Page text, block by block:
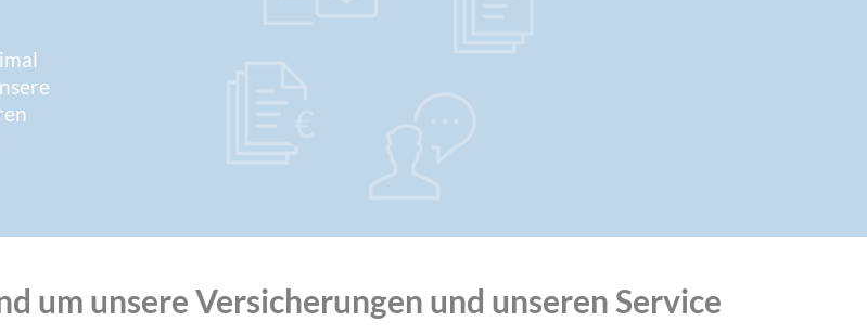
um unsere Versicherungen und unseren Service